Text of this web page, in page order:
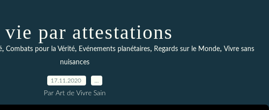
vie par attestations
, Combats pour la Vérité, Evénements planétaires, Regards sur le Monde, Vivre sans
nuisances
17.11.2020
Par Art de Vivre Sain